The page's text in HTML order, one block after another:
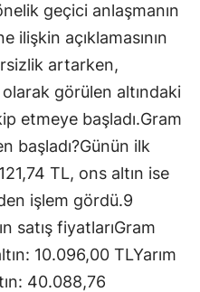
geçici anlaşmanın
ilişkin açıklamasının
artarken,
olarak görülen altındaki
etmeye başladı.Gram
başladı?Günün ilk
TL, ons altın ise
işlem gördü.9
satış fiyatlarıGram
10.096,00 TLYarım
40.088,76